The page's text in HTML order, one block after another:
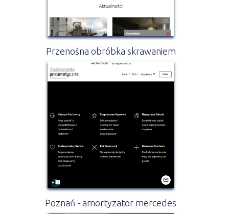
Przenośna obróbka skrawaniem
Poznań - amortyzator mercedes